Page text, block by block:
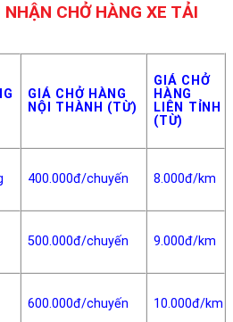
CHỞ HÀNG XE TẢI
GIÁ CHỞ HÀNG
NỘI THÀNH (TỪ)
GIÁ CHỞ
HÀNG
LIÊN TỈNH
(TỪ)
400.000đ/chuyến 8.000đ/km
500.000đ/chuyến 9.000đ/km
600.000đ/chuyến 10.000đ/km